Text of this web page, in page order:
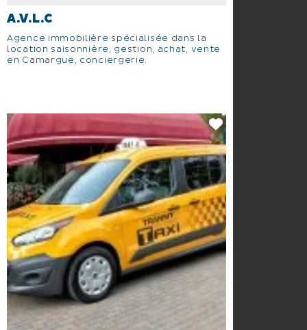
A.V.L.C
Agence immobilière spécialisée dans la
location saisonnière, gestion, achat, vente
en Camargue, conciergerie.